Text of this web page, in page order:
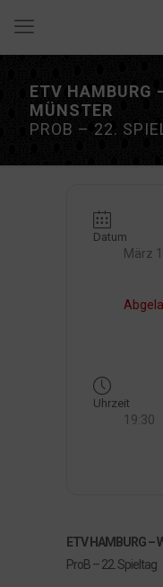
ETV HAMBURG
MÜNSTER
PROB – 22.
Datum
März
Uhrzeit
19:30
ETV HAMBURG –
ProB – 22. Spieltag